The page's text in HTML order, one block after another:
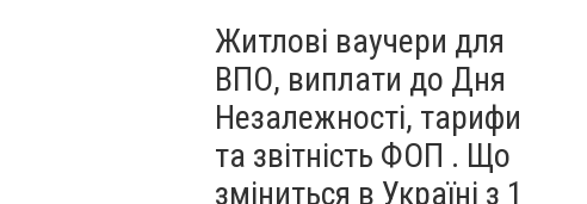
Житлові ваучери для
ВПО, виплати до Дня
Незалежності, тарифи
та звітність ФОП . Що
зміниться в Україні з 1